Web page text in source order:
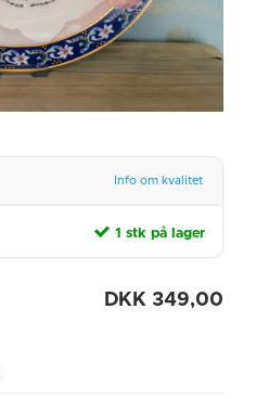
Info om kvalitet
1 stk på lager
DKK 349,00